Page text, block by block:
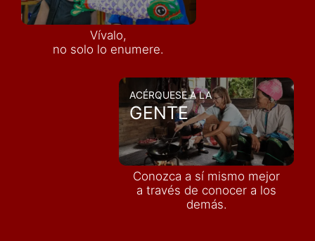
Vívalo,
no solo lo enumere.
ACÉRQUESE A LA
GENTE
Conozca a sí mismo mejor
a través de conocer a los
demás.